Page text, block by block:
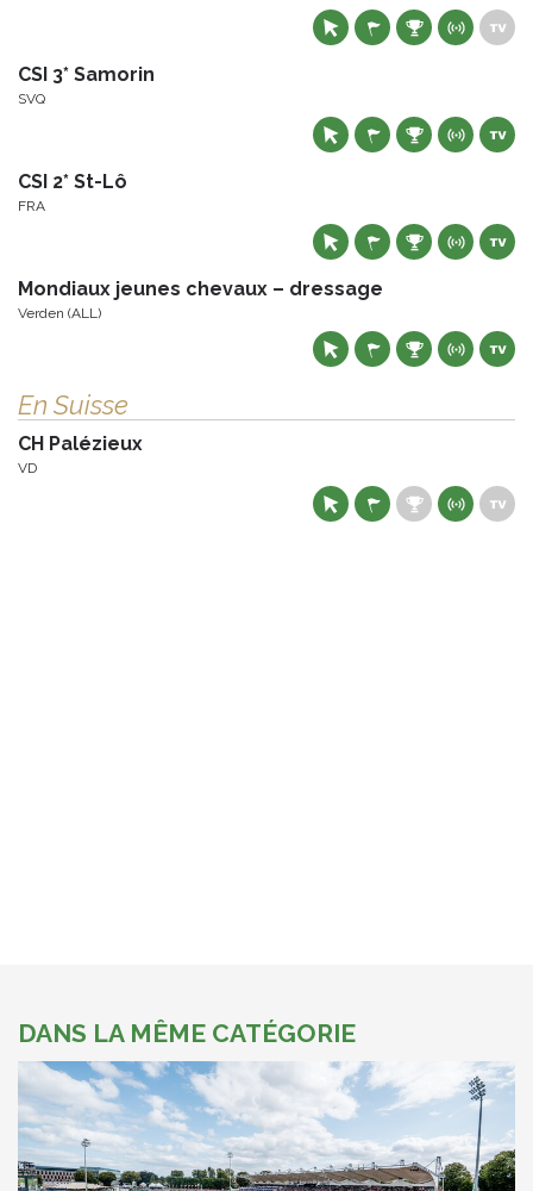
CSI 3* Samorin
SVQ
CSI 2* St-Lô
FRA
Mondiaux jeunes chevaux – dressage
Verden (ALL)
En Suisse
CH Palézieux
VD
DANS LA MÊME CATÉGORIE